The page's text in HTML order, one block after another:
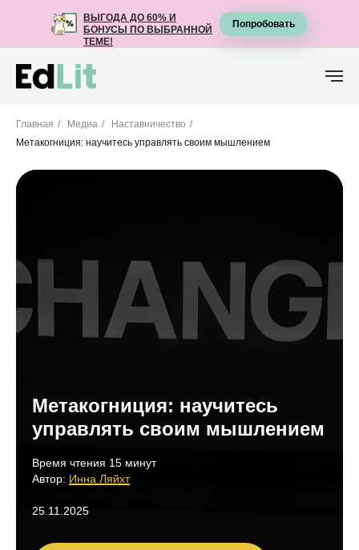
ВЫГОДА ДО 60% И
БОНУСЫ ПО ВЫБРАННОЙ
ТЕМЕ!
Попробовать
ВЫГОДА ДО 60% И
БОНУСЫ ПО ВЫБРАННОЙ
ТЕМЕ!
Попробовать
Главная / Медиа / Наставничество /
Метакогниция: научитесь управлять своим мышлением
Метакогниция: научитесь
управлять своим мышлением
Время чтения 15 минут
Автор: Инна Ляйхт
25.11.2025